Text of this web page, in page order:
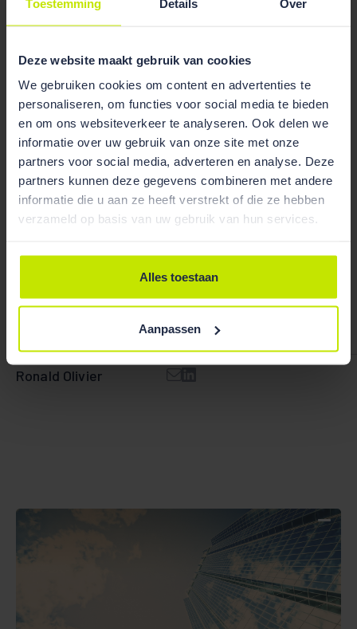
Toestemming Details Over
Deze website maakt gebruik van cookies
We gebruiken cookies om content en advertenties te
personaliseren, om functies voor social media te bieden
en om ons websiteverkeer te analyseren. Ook delen we
informatie over uw gebruik van onze site met onze
partners voor social media, adverteren en analyse. Deze
partners kunnen deze gegevens combineren met andere
informatie die u aan ze heeft verstrekt of die ze hebben
verzameld op basis van uw gebruik van hun services.
Alles toestaan
Aanpassen
MER te moeten maken voor regelgeving. Dat lijkt
overigens ook te worden onderkend in de Kamerbrief
Ronald Olivier
Bekijk team